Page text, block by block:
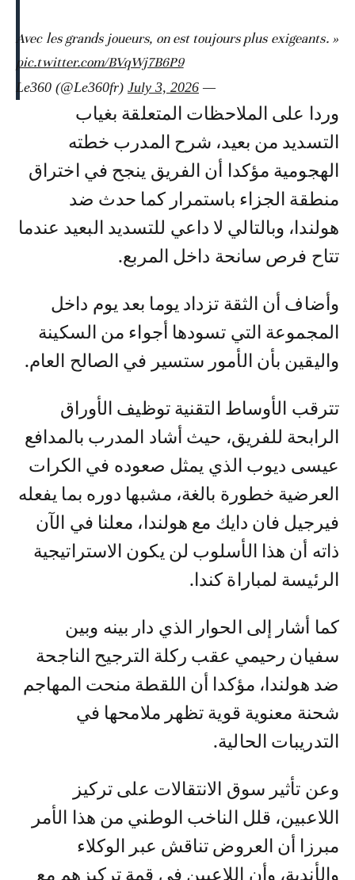
Avec les grands joueurs, on est toujours plus exigeants. »
pic.twitter.com/BVqWj7B6P9
— Le360 (@Le360fr)
July 3, 2026
وردا على الملاحظات المتعلقة بغياب
التسديد من بعيد، شرح المدرب خطته
الهجومية مؤكدا أن الفريق ينجح في اختراق
منطقة الجزاء باستمرار كما حدث ضد
هولندا، وبالتالي لا داعي للتسديد البعيد عندما
تتاح فرص سانحة داخل المربع.
وأضاف أن الثقة تزداد يوما بعد يوم داخل
المجموعة التي تسودها أجواء من السكينة
واليقين بأن الأمور ستسير في الصالح العام.
تترقب الأوساط التقنية توظيف الأوراق
الرابحة للفريق، حيث أشاد المدرب بالمدافع
عيسى ديوب الذي يمثل صعوده في الكرات
العرضية خطورة بالغة، مشبها دوره بما يفعله
فيرجيل فان دايك مع هولندا، معلنا في الآن
ذاته أن هذا الأسلوب لن يكون الاستراتيجية
الرئيسة لمباراة كندا.
كما أشار إلى الحوار الذي دار بينه وبين
سفيان رحيمي عقب ركلة الترجيح الناجحة
ضد هولندا، مؤكدا أن اللقطة منحت المهاجم
شحنة معنوية قوية تظهر ملامحها في
التدريبات الحالية.
وعن تأثير سوق الانتقالات على تركيز
اللاعبين، قلل الناخب الوطني من هذا الأمر
مبرزا أن العروض تناقش عبر الوكلاء
والأندية، وأن اللاعبين في قمة تركيزهم مع